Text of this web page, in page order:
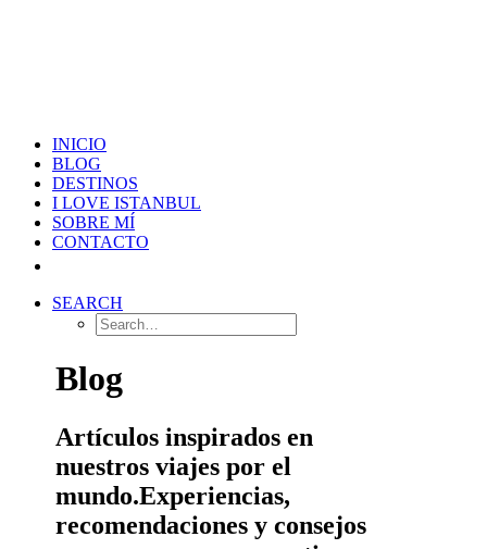
INICIO
BLOG
DESTINOS
I LOVE ISTANBUL
SOBRE MÍ
CONTACTO
SEARCH
Blog
Artículos inspirados en
nuestros viajes por el
mundo.Experiencias,
recomendaciones y consejos